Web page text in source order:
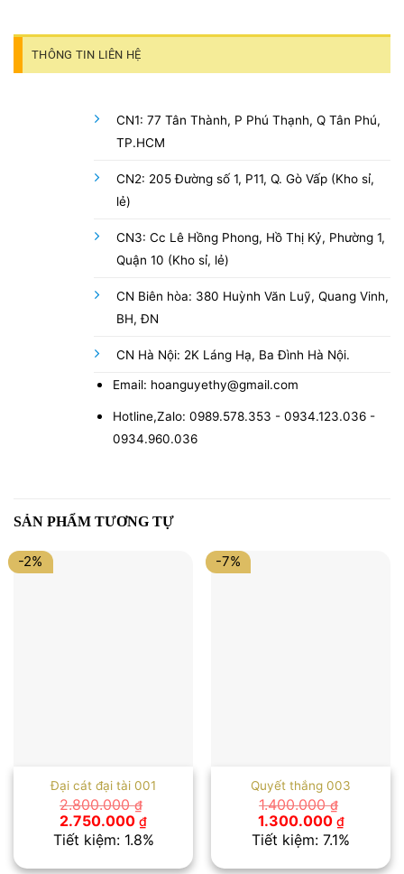
THÔNG TIN LIÊN HỆ
CN1: 77 Tân Thành, P Phú Thạnh, Q Tân Phú,
TP.HCM
CN2: 205 Đường số 1, P11, Q. Gò Vấp (Kho sỉ,
lẻ)
CN3: Cc Lê Hồng Phong, Hồ Thị Kỷ, Phường 1,
Quận 10 (Kho sỉ, lẻ)
CN Biên hòa: 380 Huỳnh Văn Luỹ, Quang Vinh,
BH, ĐN
CN Hà Nội: 2K Láng Hạ, Ba Đình Hà Nội.
Email: hoanguyethy@gmail.com
Hotline,Zalo: 0989.578.353 - 0934.123.036 -
0934.960.036
SẢN PHẨM TƯƠNG TỰ
-2%
Đại cát đại tài 001
2.800.000₫
Giá
gốc
là:
2.750.000 ₫Giá
hiện
tại
Tiết kiệm: 1.8%
-7%
Quyết thắng 003
1.400.000₫
Giá
gốc
là:
1.300.000 ₫Giá
hiện
tại
Tiết kiệm: 7.1%